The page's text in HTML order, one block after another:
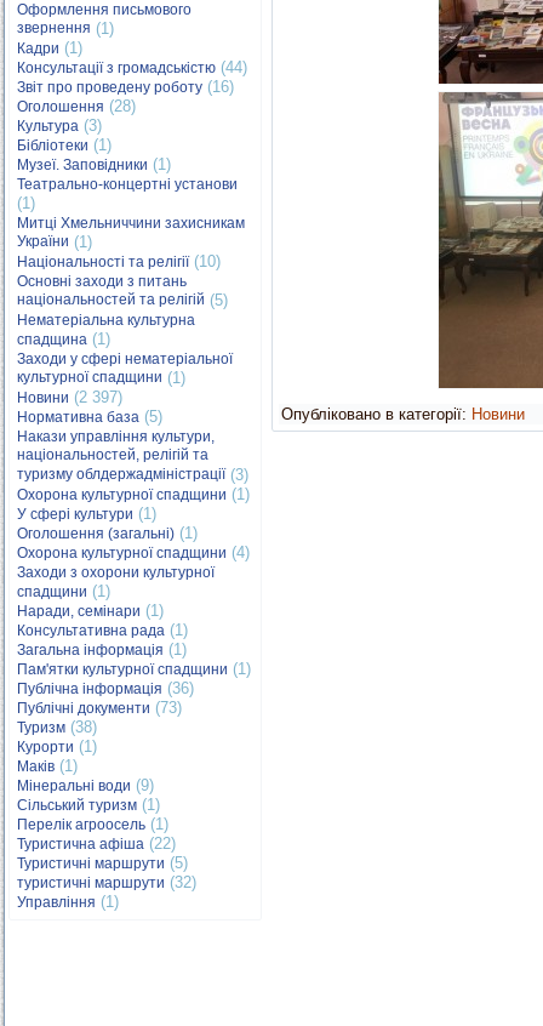
Оформлення письмового
звернення (1)
Кадри (1)
Консультації з громадськістю (44)
Звіт про проведену роботу (16)
Оголошення (28)
Культура (3)
Бібліотеки (1)
Музеї. Заповідники (1)
Театрально-концертні установи
(1)
Митці Хмельниччини захисникам
України (1)
Національності та релігії(10)
Основні заходи з питань
національностей та релігій (5)
Нематеріальна культурна
спадщина (1)
Заходи у сфері нематеріальної
культурної спадщини (1)
Новини (2 397)
Нормативна база (5)
Накази управління культури,
національностей, релігій та
туризму облдержадміністрації(3)
Охорона культурної спадщини (1)
У сфері культури (1)
Оголошення (загальні) (1)
Охорона культурної спадщини (4)
Заходи з охорони культурної
спадщини (1)
Наради, семінари (1)
Консультативна рада (1)
Загальна інформація (1)
Пам'ятки культурної спадщини (1)
Публічна інформація (36)
Публічні документи (73)
Туризм (38)
Курорти (1)
Маків (1)
Мінеральні води (9)
Сільський туризм (1)
Перелік агроосель (1)
Туристична афіша (22)
Туристичні маршрути (5)
туристичні маршрути (32)
Управління (1)
Опубліковано в категорії: Новини